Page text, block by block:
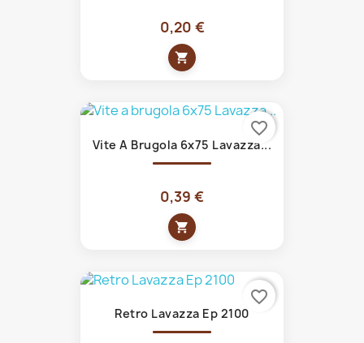
0,20 €
shopping_cart
Vite A Brugola 6x75 Lavazza...
0,39 €
shopping_cart
favorite_border
Retro Lavazza Ep 2100
favorite_border